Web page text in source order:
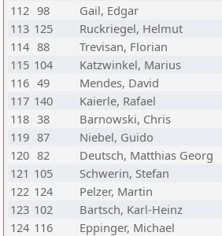
112 98 Gail, Edgar
113 125 Ruckriegel, Helmut
114 88 Trevisan, Florian
115 104 Katzwinkel, Marius
116 49 Mendes, David
117 140 Kaierle, Rafael
118 38 Barnowski, Chris
119 87 Niebel, Guido
120 82 Deutsch, Matthias Georg
121 105 Schwerin, Stefan
122 124 Pelzer, Martin
123 102 Bartsch, Karl-Heinz
124 116 Eppinger, Michael